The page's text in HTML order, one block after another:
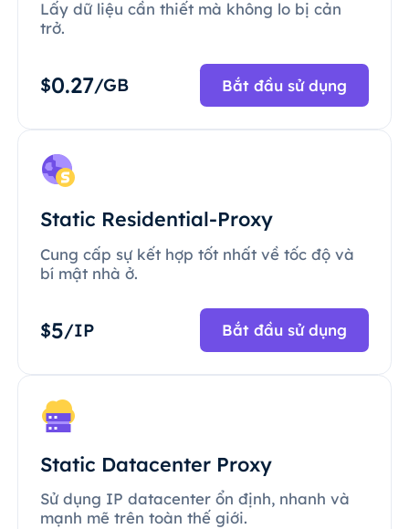
Lấy dữ liệu cần thiết mà không lo bị cản
trở.
$0.27/GB Bắt đầu sử dụng
Static Residential-Proxy
Cung cấp sự kết hợp tốt nhất về tốc độ và
bí mật nhà ở.
$5/IP Bắt đầu sử dụng
Static Datacenter Proxy
Sử dụng IP datacenter ổn định, nhanh và
mạnh mẽ trên toàn thế giới.